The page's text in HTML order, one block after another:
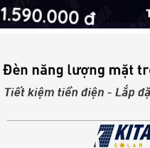
1.590.000 đ